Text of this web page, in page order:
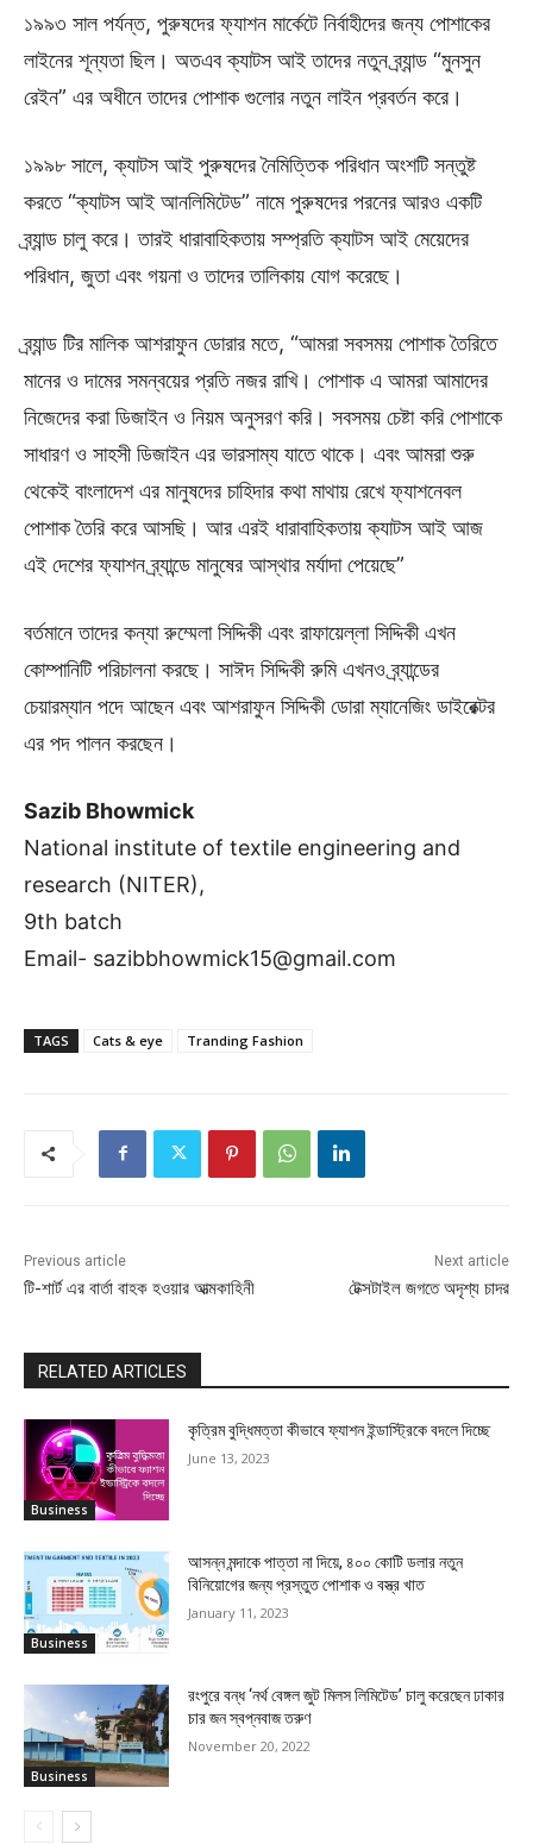
১৯৯৩ সাল পর্যন্ত, পুরুষদের ফ্যাশন মার্কেটে নির্বাহীদের জন্য পোশাকের
লাইনের শূন্যতা ছিল। অতএব ক্যাটস আই তাদের নতুন ব্র্যান্ড “মুনসুন
রেইন” এর অধীনে তাদের পোশাক গুলোর নতুন লাইন প্রবর্তন করে।
১৯৯৮ সালে, ক্যাটস আই পুরুষদের নৈমিত্তিক পরিধান অংশটি সন্তুষ্ট
করতে “ক্যাটস আই আনলিমিটেড” নামে পুরুষদের পরনের আরও একটি
ব্র্যান্ড চালু করে। তারই ধারাবাহিকতায় সম্প্রতি ক্যাটস আই মেয়েদের
পরিধান, জুতা এবং গয়না ও তাদের তালিকায় যোগ করেছে।
ব্র্যান্ড টির মালিক আশরাফুন ডোরার মতে, “আমরা সবসময় পোশাক তৈরিতে
মানের ও দামের সমন্বয়ের প্রতি নজর রাখি। পোশাক এ আমরা আমাদের
নিজেদের করা ডিজাইন ও নিয়ম অনুসরণ করি। সবসময় চেষ্টা করি পোশাকে
সাধারণ ও সাহসী ডিজাইন এর ভারসাম্য যাতে থাকে। এবং আমরা শুরু
থেকেই বাংলাদেশ এর মানুষদের চাহিদার কথা মাথায় রেখে ফ্যাশনেবল
পোশাক তৈরি করে আসছি। আর এরই ধারাবাহিকতায় ক্যাটস আই আজ
এই দেশের ফ্যাশন ব্র্যান্ডে মানুষের আস্থার মর্যাদা পেয়েছে”
বর্তমানে তাদের কন্যা রুম্মেলা সিদ্দিকী এবং রাফায়েল্লা সিদ্দিকী এখন
কোম্পানিটি পরিচালনা করছে। সাঈদ সিদ্দিকী রুমি এখনও ব্র্যান্ডের
চেয়ারম্যান পদে আছেন এবং আশরাফুন সিদ্দিকী ডোরা ম্যানেজিং ডাইরেক্টর
এর পদ পালন করছেন।
Sazib Bhowmick
National institute of textile engineering and
research (NITER),
9th batch
Email- sazibbhowmick15@gmail.com
TAGS Cats & eye Tranding Fashion
Previous article
টি-শার্ট এর বার্তা বাহক হওয়ার আত্মকাহিনী
Next article
টেক্সটাইল জগতে অদৃশ্য চাদর
RELATED ARTICLES
Business
কৃত্রিম বুদ্ধিমত্তা কীভাবে ফ্যাশন ইন্ডাস্ট্রিকে বদলে দিচ্ছে
June 13, 2023
Business
আসন্ন মন্দাকে পাত্তা না দিয়ে, ৪০০ কোটি ডলার নতুন
বিনিয়োগের জন্য প্রস্তুত পোশাক ও বস্ত্র খাত
January 11, 2023
Business
রংপুরে বন্ধ ‘নর্থ বেঙ্গল জুট মিলস লিমিটেড’ চালু করেছেন ঢাকার
চার জন স্বপ্নবাজ তরুণ
November 20, 2022